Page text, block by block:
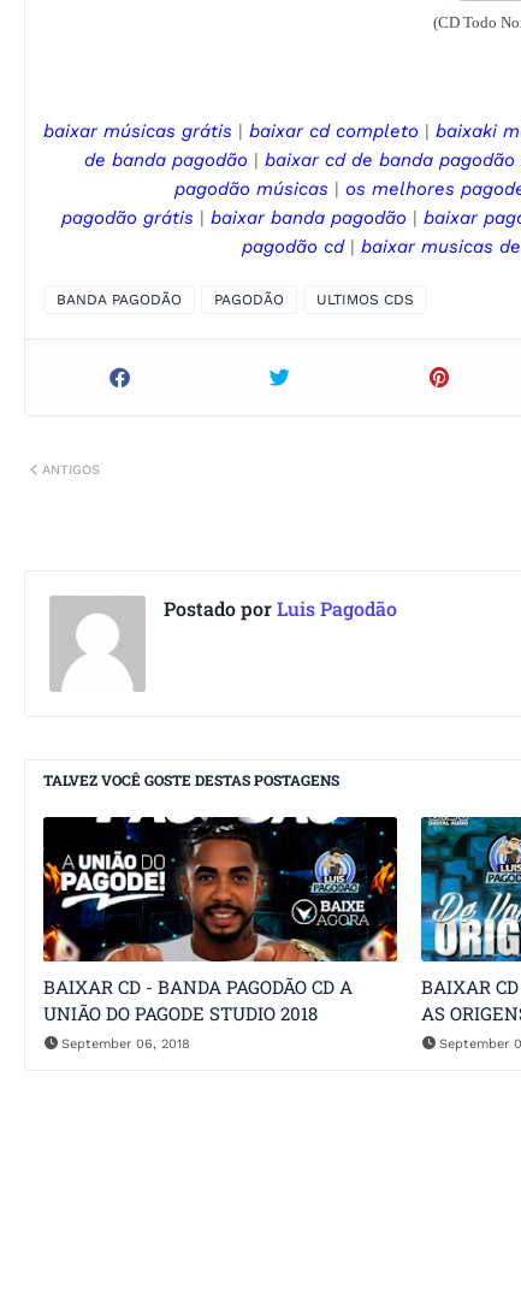
(CD Todo
baixar músicas grátis | baixar cd completo | baixaki
de banda pagodão | baixar cd de banda pagodão
pagodão músicas | os melhores
pagodão grátis | baixar banda pagodão | baixar
pagodão cd| baixar musicas de
BANDA PAGODÃO PAGODÃO ULTIMOS CDS
ANTIGOS
Postado porLuis Pagodão
TALVEZ VOCÊ GOSTE DESTAS POSTAGENS
BAIXAR CD - BANDA PAGODÃO CD A
UNIÃO DO PAGODE STUDIO 2018
September 06, 2018
BAIXAR
AS
September